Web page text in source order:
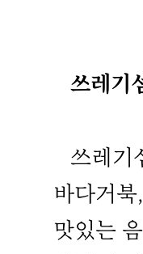
쓰레기
쓰레기
바다거
맛있는